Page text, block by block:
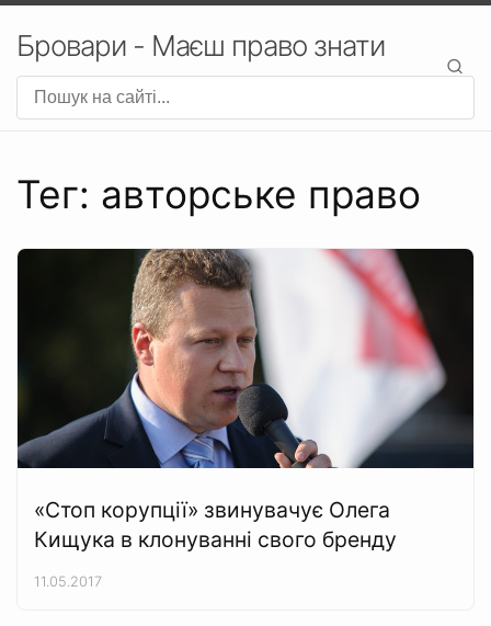
Бровари - Маєш право знати
Тег: авторське право
«Стоп корупції» звинувачує Олега
Кищука в клонуванні свого бренду
11.05.2017